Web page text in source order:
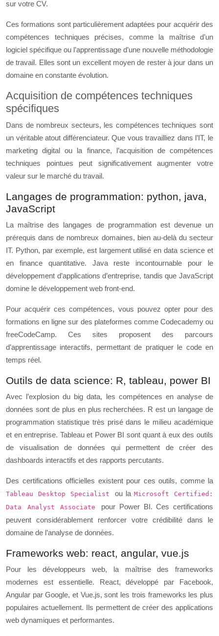
sur votre CV.
Ces formations sont particulièrement adaptées pour acquérir des
compétences techniques précises, comme la maîtrise d’un
logiciel spécifique ou l’apprentissage d’une nouvelle méthodologie
de travail. Elles sont un excellent moyen de rester à jour dans un
domaine en constante évolution.
Acquisition de compétences techniques
spécifiques
Dans de nombreux secteurs, les compétences techniques sont
un véritable atout différenciateur. Que vous travailliez dans l’IT, le
marketing digital ou la finance, l’acquisition de compétences
techniques pointues peut significativement augmenter votre
valeur sur le marché du travail.
Langages de programmation: python, java,
JavaScript
La maîtrise des langages de programmation est devenue un
prérequis dans de nombreux domaines, bien au-delà du secteur
IT. Python, par exemple, est largement utilisé en data science et
en finance quantitative. Java reste incontournable pour le
développement d’applications d’entreprise, tandis que JavaScript
domine le développement web front-end.
Pour acquérir ces compétences, vous pouvez opter pour des
formations en ligne sur des plateformes comme Codecademy ou
freeCodeCamp. Ces sites proposent des parcours
d’apprentissage interactifs, permettant de pratiquer le code en
temps réel.
Outils de data science: R, tableau, power BI
Avec l’explosion du big data, les compétences en analyse de
données sont de plus en plus recherchées. R est un langage de
programmation statistique très prisé dans le milieu académique
et en entreprise. Tableau et Power BI sont quant à eux des outils
de visualisation de données qui permettent de créer des
dashboards interactifs et des rapports percutants.
Des certifications officielles existent pour ces outils, comme la
Tableau Desktop Specialist ou la Microsoft Certified:
Data Analyst Associate pour Power BI. Ces certifications
peuvent considérablement renforcer votre crédibilité dans le
domaine de l’analyse de données.
Frameworks web: react, angular, vue.js
Pour les développeurs web, la maîtrise des frameworks
modernes est essentielle. React, développé par Facebook,
Angular par Google, et Vue.js, sont les trois frameworks les plus
populaires actuellement. Ils permettent de créer des applications
web dynamiques et performantes.